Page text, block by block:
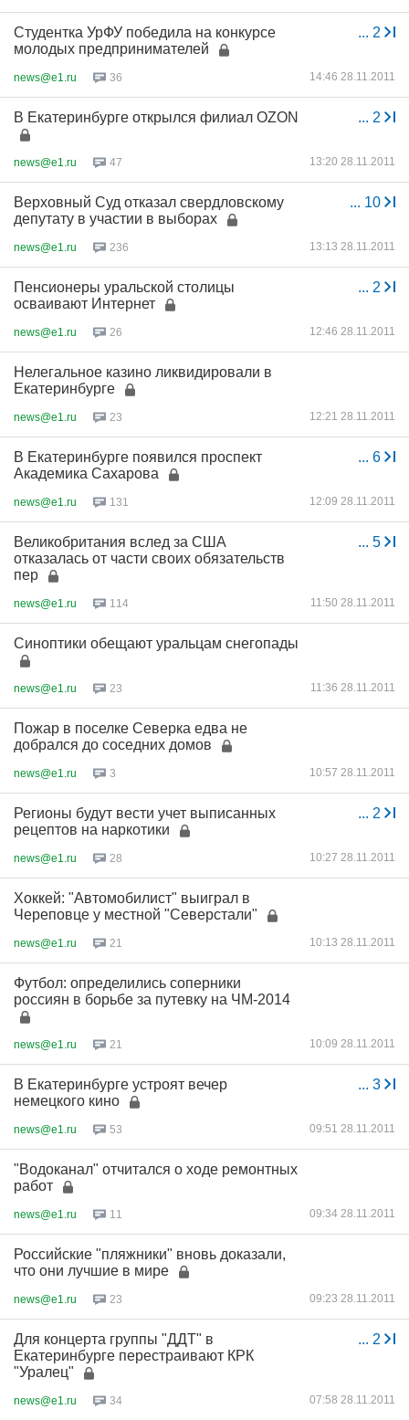
... 2
Студентка УрФУ победила на конкурсе
молодых предпринимателей
news@e1.ru 36 14:46 28.11.2011
... 2
В Екатеринбурге открылся филиал OZON
news@e1.ru 47 13:20 28.11.2011
... 10
Верховный Суд отказал свердловскому
депутату в участии в выборах
news@e1.ru 236 13:13 28.11.2011
... 2
Пенсионеры уральской столицы
осваивают Интернет
news@e1.ru 26 12:46 28.11.2011
Нелегальное казино ликвидировали в
Екатеринбурге
news@e1.ru 23 12:21 28.11.2011
... 6
В Екатеринбурге появился проспект
Академика Сахарова
news@e1.ru 131 12:09 28.11.2011
... 5
Великобритания вслед за США
отказалась от части своих обязательств
пер
news@e1.ru 114 11:50 28.11.2011
Синоптики обещают уральцам снегопады
news@e1.ru 23 11:36 28.11.2011
Пожар в поселке Северка едва не
добрался до соседних домов
news@e1.ru 3 10:57 28.11.2011
... 2
Регионы будут вести учет выписанных
рецептов на наркотики
news@e1.ru 28 10:27 28.11.2011
Хоккей: "Автомобилист" выиграл в
Череповце у местной "Северстали"
news@e1.ru 21 10:13 28.11.2011
Футбол: определились соперники
россиян в борьбе за путевку на ЧМ-2014
news@e1.ru 21 10:09 28.11.2011
... 3
В Екатеринбурге устроят вечер
немецкого кино
news@e1.ru 53 09:51 28.11.2011
"Водоканал" отчитался о ходе ремонтных
работ
news@e1.ru 11 09:34 28.11.2011
Российские "пляжники" вновь доказали,
что они лучшие в мире
news@e1.ru 23 09:23 28.11.2011
... 2
Для концерта группы "ДДТ" в
Екатеринбурге перестраивают КРК
"Уралец"
news@e1.ru 34 07:58 28.11.2011